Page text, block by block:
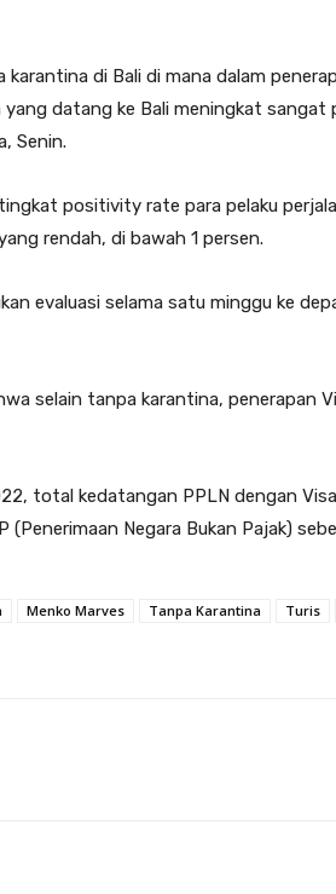
karantina di Bali di mana dalam
datang ke Bali meningkat sangat
Senin.
positivity rate para pelaku
rendah, di bawah 1 persen.
evaluasi selama satu minggu ke
selain tanpa karantina, penerapan
total kedatangan PPLN dengan
Negara Bukan Pajak)
Menko Marves Tanpa Karantina Turis